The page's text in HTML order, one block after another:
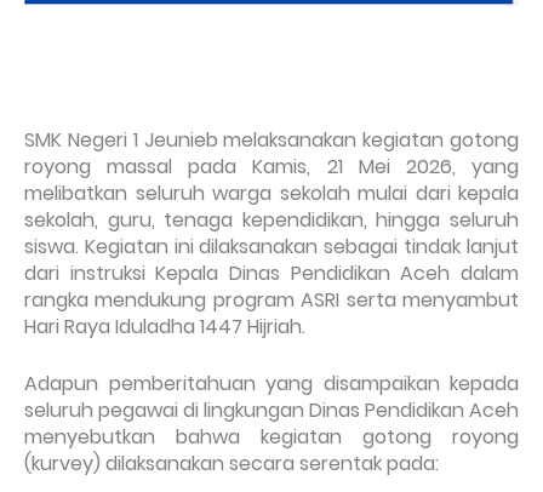
SMK Negeri 1 Jeunieb melaksanakan kegiatan gotong
royong massal pada Kamis, 21 Mei 2026, yang
melibatkan seluruh warga sekolah mulai dari kepala
sekolah, guru, tenaga kependidikan, hingga seluruh
siswa. Kegiatan ini dilaksanakan sebagai tindak lanjut
dari instruksi Kepala Dinas Pendidikan Aceh dalam
rangka mendukung program ASRI serta menyambut
Hari Raya Iduladha 1447 Hijriah.
Adapun pemberitahuan yang disampaikan kepada
seluruh pegawai di lingkungan Dinas Pendidikan Aceh
menyebutkan bahwa kegiatan gotong royong
(kurvey) dilaksanakan secara serentak pada: